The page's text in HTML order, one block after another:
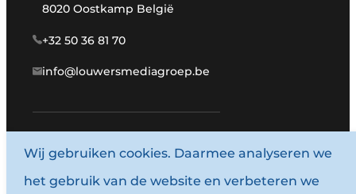
8020 Oostkamp België
+32 50 36 81 70
info@louwersmediagroep.be
www.louwersmediagroep.com
© 1987 - 2026 Louwersmediagroep.
Wij gebruiken cookies. Daarmee analyseren we
het gebruik van de website en verbeteren we